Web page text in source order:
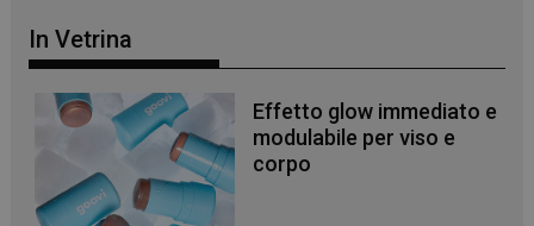
In Vetrina
Effetto glow immediato e
modulabile per viso e
corpo